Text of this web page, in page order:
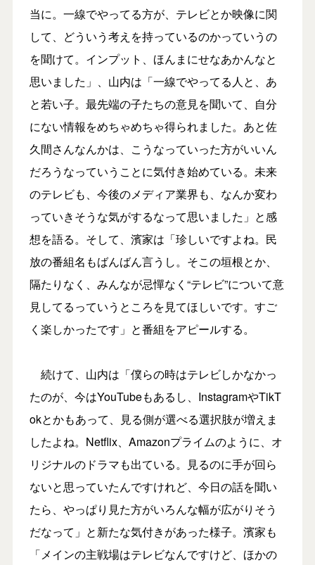
当に。一線でやってる方が、テレビとか映像に関
して、どういう考えを持っているのかっていうの
を聞けて。インプット、ほんまにせなあかんなと
思いました」、山内は「一線でやってる人と、あ
と若い子。最先端の子たちの意見を聞いて、自分
にない情報をめちゃめちゃ得られました。あと佐
久間さんなんかは、こうなっていった方がいいん
だろうなっていうことに気付き始めている。未来
のテレビも、今後のメディア業界も、なんか変わ
っていきそうな気がするなって思いました」と感
想を語る。そして、濱家は「珍しいですよね。民
放の番組名もばんばん言うし。そこの垣根とか、
隔たりなく、みんなが忌憚なく“テレビ”について意
見してるっていうところを見てほしいです。すご
く楽しかったです」と番組をアピールする。
続けて、山内は「僕らの時はテレビしかなかっ
たのが、今はYouTubeもあるし、InstagramやTikT
okとかもあって、見る側が選べる選択肢が増えま
したよね。Netflix、Amazonプライムのように、オ
リジナルのドラマも出ている。見るのに手が回ら
ないと思っていたんですけれど、今日の話を聞い
たら、やっぱり見た方がいろんな幅が広がりそう
だなって」と新たな気付きがあった様子。濱家も
「メインの主戦場はテレビなんですけど、ほかの